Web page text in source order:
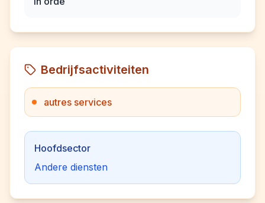
Bedrijfsactiviteiten
autres services
Hoofdsector
Andere diensten